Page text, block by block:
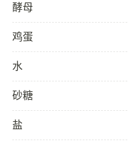
酵母
鸡蛋
水
砂糖
盐